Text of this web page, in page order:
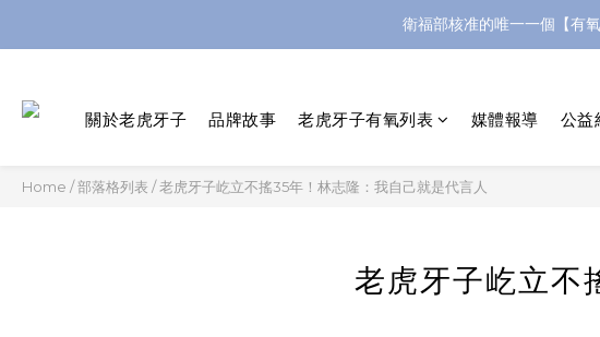
衛福部核准的唯一一個【有
關於老虎牙子 品牌故事 老虎牙子有氧列表 媒體報導 公益
Home /部落格列表 /老虎牙子屹立不搖35年！林志隆：我自己就是代言人
老虎牙子屹立不